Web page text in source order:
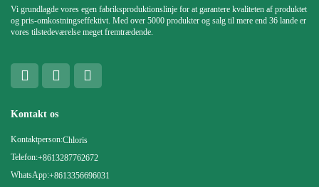
Vi grundlagde vores egen fabriksproduktionslinje for at garantere kvaliteten af ​​produktet
og pris-omkostningseffektivt. Med over 5000 produkter og salg til mere end 36 lande er
vores tilstedeværelse meget fremtrædende.
Kontakt os
Kontaktperson:Chloris
Telefon:+8613287762672
WhatsApp:+8613356696031